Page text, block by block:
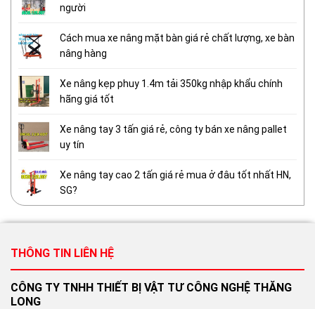
người
Cách mua xe nâng mặt bàn giá rẻ chất lượng, xe bàn
nâng hàng
Xe nâng kẹp phuy 1.4m tải 350kg nhập khẩu chính
hãng giá tốt
Xe nâng tay 3 tấn giá rẻ, công ty bán xe nâng pallet
uy tín
Xe nâng tay cao 2 tấn giá rẻ mua ở đâu tốt nhất HN,
SG?
THÔNG TIN LIÊN HỆ
CÔNG TY TNHH THIẾT BỊ VẬT TƯ CÔNG NGHỆ THĂNG
LONG